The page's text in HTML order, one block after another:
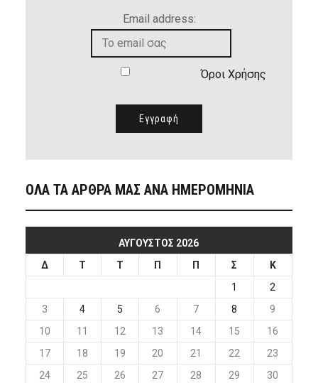
Email address:
Όροι Χρήσης
ΟΛΑ ΤΑ ΑΡΘΡΑ ΜΑΣ ΑΝΑ ΗΜΕΡΟΜΗΝΙΑ
ΑΎΓΟΥΣΤΟΣ 2026
Δ
Τ Τ Π Π Σ
Κ
1
2
3
4 5 6 7 8
9
10
11 12 13 14 15
16
17
18 19 20 21 22
23
24
25 26 27 28 29 30